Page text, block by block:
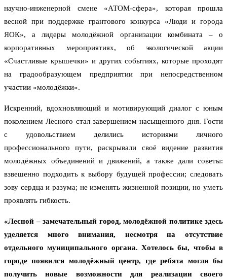
научно-инженерной смене «АТОМ-сфера», которая прошла
весной при поддержке грантового конкурса «Люди и города
ЯОК», а лидеры молодёжной организации комбината – о
корпоративных мероприятиях, об экологической акции
«Счастливые крышечки» и других событиях, которые проходят
на градообразующем предприятии при непосредственном
участии «молодёжки».
Искренний, вдохновляющий и мотивирующий диалог с юным
поколением Лесного стал завершением насыщенного дня. Гости
с удовольствием делились историями личного
профессионального пути, раскрывали своё видение развития
молодёжных объединений и движений, а также дали советы:
взвешенно подходить к выбору будущей профессии; следовать
зову сердца и разума; не изменять жизненной позиции, но уметь
проявлять гибкость.
«Лесной – замечательный город, молодёжной политике здесь
уделяется много внимания, несмотря на отсутствие
отдельного муниципального органа. Хотелось бы, чтобы в
городе появился молодёжный центр, где ребята могли бы
получить новые возможности для реализации своего